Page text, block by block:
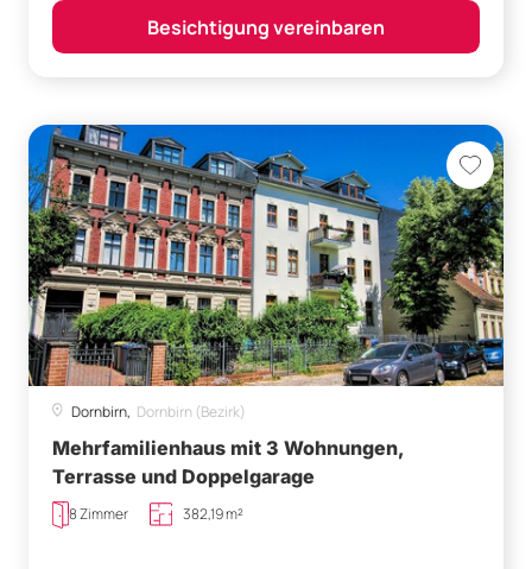
Besichtigung vereinbaren
Dornbirn, Dornbirn (Bezirk)
Mehrfamilienhaus mit 3 Wohnungen,
Terrasse und Doppelgarage
8 Zimmer 382,19 m²